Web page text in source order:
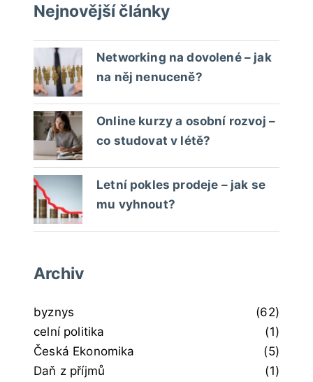
Nejnovější články
Networking na dovolené – jak
na něj nenuceně?
Online kurzy a osobní rozvoj –
co studovat v létě?
Letní pokles prodeje – jak se
mu vyhnout?
Archiv
byznys
(62)
celní politika
(1)
Česká Ekonomika
(5)
Daň z příjmů
(1)